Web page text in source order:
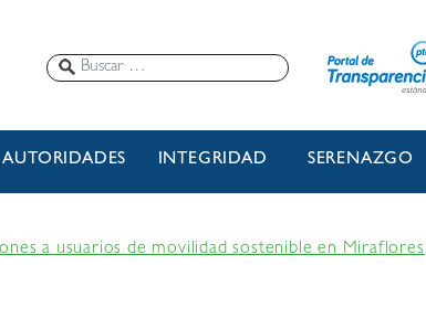
AUTORIDADES INTEGRIDAD SERENAZGO
a usuarios de movilidad sostenible en Miraflores